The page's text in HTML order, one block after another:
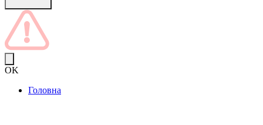
OK
Головна